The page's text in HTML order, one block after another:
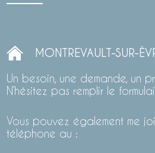
MONTREVAULT-SUR-
Un besoin, une demande, un
N’hésitez pas remplir le
Vous pouvez également me
téléphone au :